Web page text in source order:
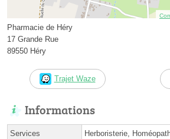
Pharmacie de Héry
17 Grande Rue
89550 Héry
Trajet Waze
Informations
Services
Herboristerie,